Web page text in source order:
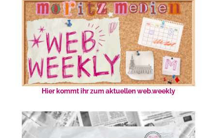
Hier kommt ihr zum aktuellen web.weekly